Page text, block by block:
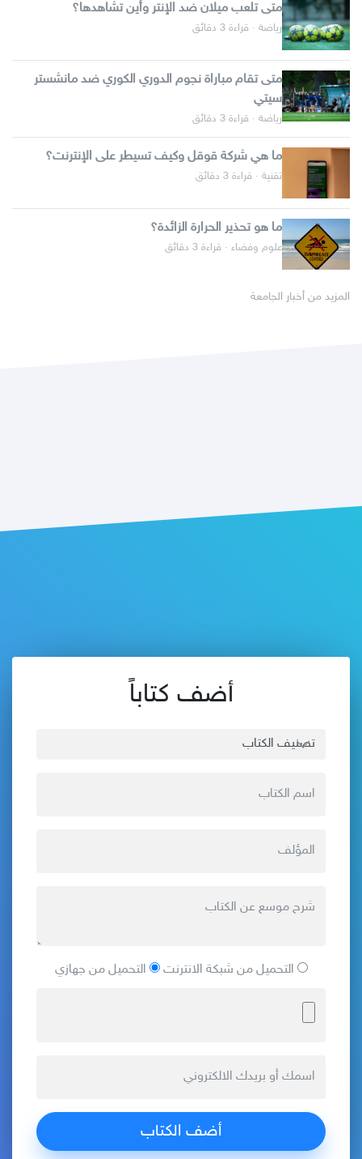
متى تلعب ميلان ضد الإنتر وأين تشاهدها؟
رياضة · قراءة 3 دقائق
متى تقام مباراة نجوم الدوري الكوري ضد مانشستر
سيتي
رياضة · قراءة 3 دقائق
ما هي شركة قوقل وكيف تسيطر على الإنترنت؟
تقنية · قراءة 3 دقائق
ما هو تحذير الحرارة الزائدة؟
علوم وفضاء · قراءة 3 دقائق
المزيد من أخبار الجامعة
أضف كتاباً
التحميل من شبكة الانترنت التحميل من جهازي